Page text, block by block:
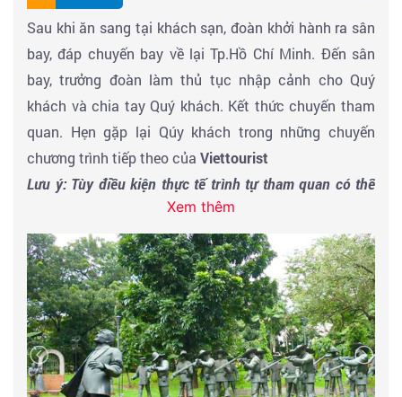
các điệu múa và âm nhạc truyền thống địa phương .
Đoàn trở vềManila,thăm thành phố Makati - trung
tâm tài chính , thương mại lớn nhất của Phillipines.
Tiếp tục di chuyển đếnBonifacio Global City- nơi tập
trung của các toà nhà có kiến trúc độc đáo, ấn tượng
và hiện đại, là nơi thể hiện sự năng động và trẻ trung
Đến giờ xe đưa Quý khách đi ngắm hoàng hôn khu vực
vịnh Manila, dùng bữa tối và về nghỉ đêm tại khách
sạn.
Sau khi ăn sang tại khách sạn, đoàn khởi hành ra sân
bay, đáp chuyến bay về lại Tp.Hồ Chí Minh. Đến sân
bay, trưởng đoàn làm thủ tục nhập cảnh cho Quý
khách và chia tay Quý khách. Kết thức chuyến tham
quan. Hẹn gặp lại Qúy khách trong những chuyến
chương trình tiếp theo của Viettourist
Lưu ý: Tùy điều kiện thực tế trình tự tham quan có thể
thay đổi nhưng vẫn bảo đảm đầy đủ điểm tham quan
nêu trong chương trình.
Xem thêm